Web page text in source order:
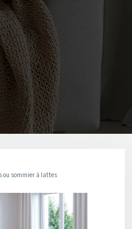
ou sommier à lattes